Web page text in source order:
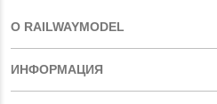
О RAILWAYMODEL
ИНФОРМАЦИЯ